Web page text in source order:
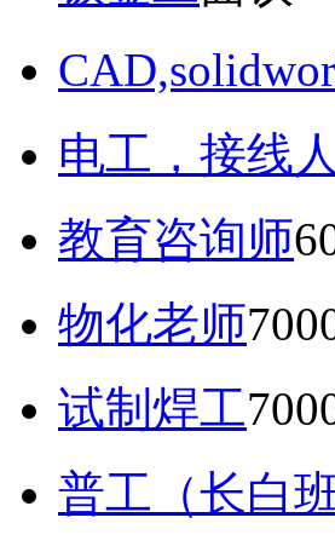
电工，接线
教育咨询师
物化老师
试制焊工
普工（长白班